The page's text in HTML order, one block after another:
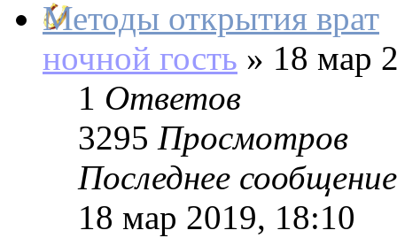
Методы открытия врат
ночной гость » 18 мар
1 Ответов
3295 Просмотров
Последнее сообщение
18 мар 2019, 18:10